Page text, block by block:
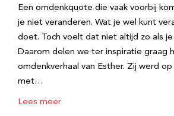
Een omdenkquote die vaak voorbij
je niet veranderen. Wat je wel kunt
doet. Toch voelt dat niet altijd zo als
Daarom delen we ter inspiratie graag
omdenkverhaal van Esther. Zij werd
met…
Lees meer